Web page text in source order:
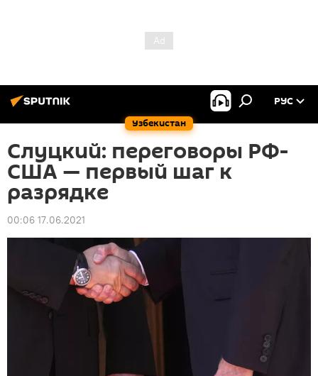
Узбекистан
РУС
Слуцкий: переговоры РФ-
США — первый шаг к
разрядке
00:06 17.06.2021